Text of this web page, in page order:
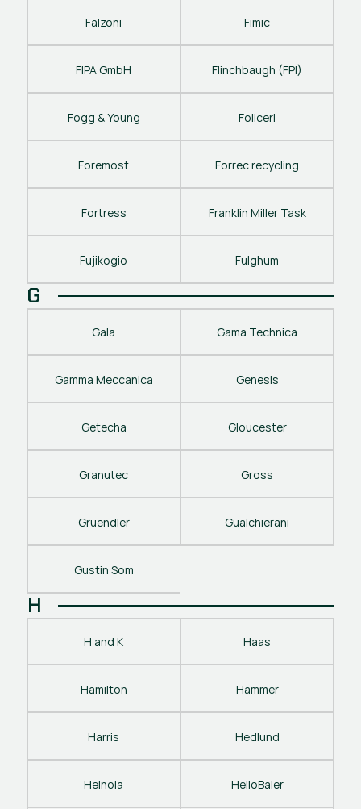
Falzoni Fimic
FIPA GmbH Flinchbaugh (FPI)
Fogg & Young Follceri
Foremost Forrec recycling
Fortress Franklin Miller Task
Fujikogio Fulghum
G
Gala Gama Technica
Gamma Meccanica Genesis
Getecha Gloucester
Granutec Gross
Gruendler Gualchierani
Gustin Som
H
H and K Haas
Hamilton Hammer
Harris Hedlund
Heinola HelloBaler